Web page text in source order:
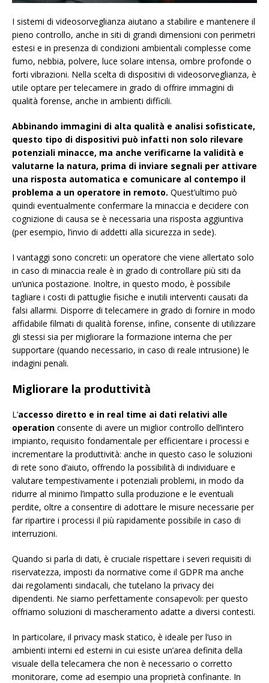
I sistemi di videosorveglianza aiutano a stabilire e mantenere il
pieno controllo, anche in siti di grandi dimensioni con perimetri
estesi e in presenza di condizioni ambientali complesse come
fumo, nebbia, polvere, luce solare intensa, ombre profonde o
forti vibrazioni. Nella scelta di dispositivi di videosorveglianza, è
utile optare per telecamere in grado di offrire immagini di
qualità forense, anche in ambienti difficili.
Abbinando immagini di alta qualità e analisi sofisticate,
questo tipo di dispositivi può infatti non solo rilevare
potenziali minacce, ma anche verificarne la validità e
valutarne la natura, prima di inviare segnali per attivare
una risposta automatica e comunicare al contempo il
problema a un operatore in remoto. Quest’ultimo può
quindi eventualmente confermare la minaccia e decidere con
cognizione di causa se è necessaria una risposta aggiuntiva
(per esempio, l’invio di addetti alla sicurezza in sede).
I vantaggi sono concreti: un operatore che viene allertato solo
in caso di minaccia reale è in grado di controllare più siti da
un’unica postazione. Inoltre, in questo modo, è possibile
tagliare i costi di pattuglie fisiche e inutili interventi causati da
falsi allarmi. Disporre di telecamere in grado di fornire in modo
affidabile filmati di qualità forense, infine, consente di utilizzare
gli stessi sia per migliorare la formazione interna che per
supportare (quando necessario, in caso di reale intrusione) le
indagini penali.
Migliorare la produttività
L’accesso diretto e in real time ai dati relativi alle
operation consente di avere un miglior controllo dell’intero
impianto, requisito fondamentale per efficientare i processi e
incrementare la produttività: anche in questo caso le soluzioni
di rete sono d’aiuto, offrendo la possibilità di individuare e
valutare tempestivamente i potenziali problemi, in modo da
ridurre al minimo l’impatto sulla produzione e le eventuali
perdite, oltre a consentire di adottare le misure necessarie per
far ripartire i processi il più rapidamente possibile in caso di
interruzioni.
Quando si parla di dati, è cruciale rispettare i severi requisiti di
riservatezza, imposti da normative come il GDPR ma anche
dai regolamenti sindacali, che tutelano la privacy dei
dipendenti. Ne siamo perfettamente consapevoli: per questo
offriamo soluzioni di mascheramento adatte a diversi contesti.
In particolare, il privacy mask statico, è ideale per l’uso in
ambienti interni ed esterni in cui esiste un’area definita della
visuale della telecamera che non è necessario o corretto
monitorare, come ad esempio una proprietà confinante. In